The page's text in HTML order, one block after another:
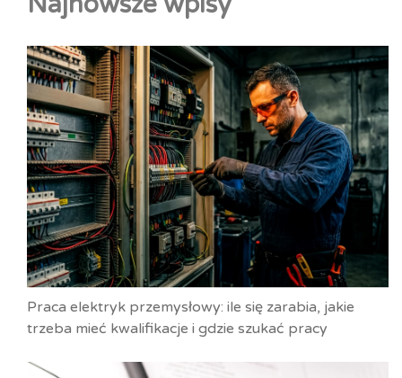
Praca elektryk przemysłowy: ile się zarabia, jakie
trzeba mieć kwalifikacje i gdzie szukać pracy